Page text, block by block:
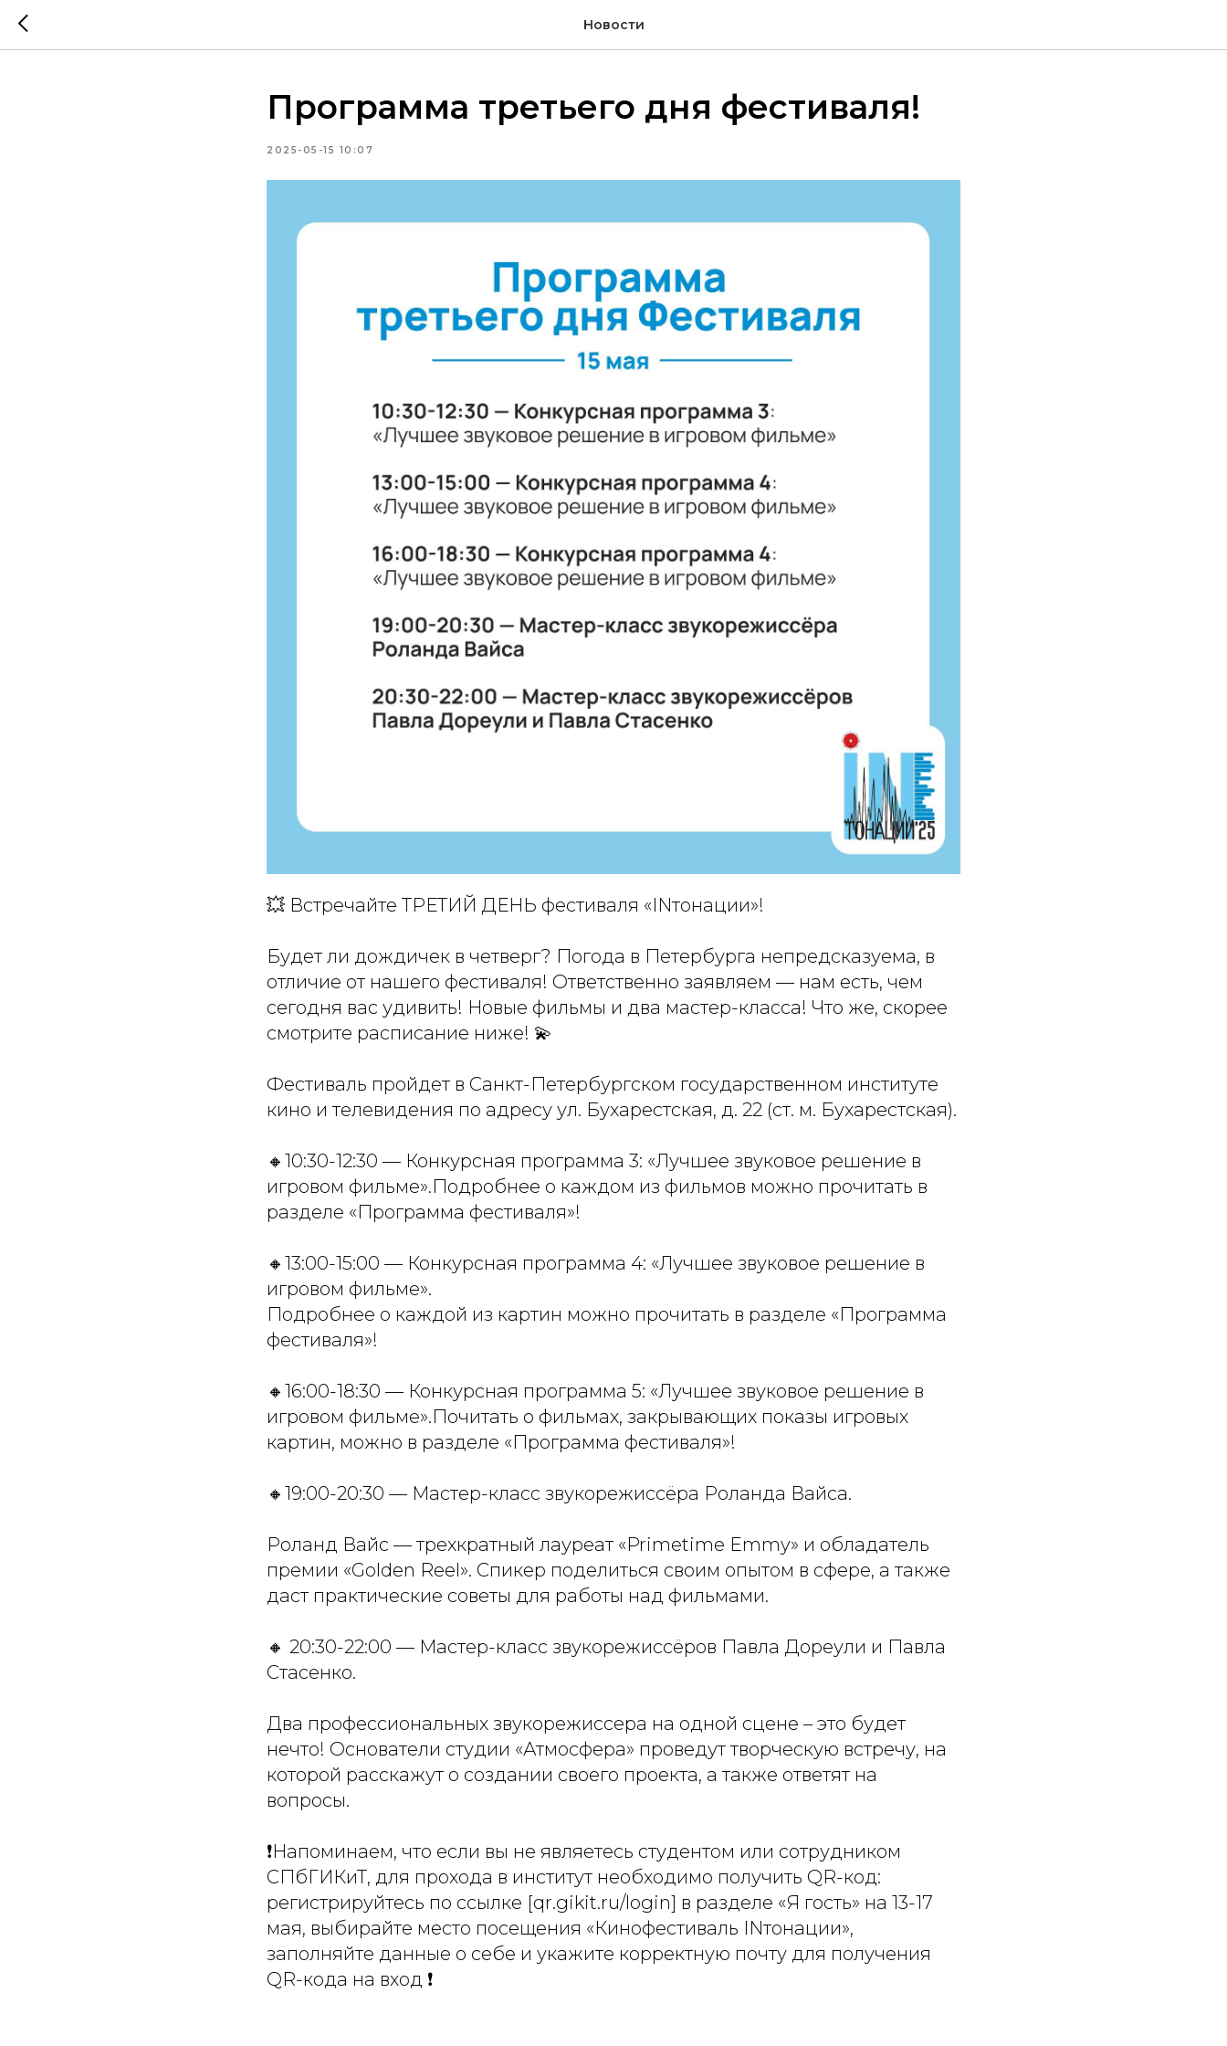
Новости
Программа третьего дня фестиваля!
2025-05-15 10:07
💥 Встречайте ТРЕТИЙ ДЕНЬ фестиваля «INтонации»!
Будет ли дождичек в четверг? Погода в Петербурга непредсказуема, в
отличие от нашего фестиваля! Ответственно заявляем — нам есть, чем
сегодня вас удивить! Новые фильмы и два мастер-класса! Что же, скорее
смотрите расписание ниже! 💫
Фестиваль пройдет в Санкт-Петербургском государственном институте
кино и телевидения по адресу ул. Бухарестская, д. 22 (ст. м. Бухарестская).
🔸10:30-12:30 — Конкурсная программа 3: «Лучшее звуковое решение в
игровом фильме».Подробнее о каждом из фильмов можно прочитать в
разделе «Программа фестиваля»!
🔸13:00-15:00 — Конкурсная программа 4: «Лучшее звуковое решение в
игровом фильме».
Подробнее о каждой из картин можно прочитать в разделе «Программа
фестиваля»!
🔸16:00-18:30 — Конкурсная программа 5: «Лучшее звуковое решение в
игровом фильме».Почитать о фильмах, закрывающих показы игровых
картин, можно в разделе «Программа фестиваля»!
🔸19:00-20:30 — Мастер-класс звукорежиссёра Роланда Вайса.
Роланд Вайс — трехкратный лауреат «Primetime Emmy» и обладатель
премии «Golden Reel». Спикер поделиться своим опытом в сфере, а также
даст практические советы для работы над фильмами.
🔸 20:30-22:00 — Мастер-класс звукорежиссёров Павла Дореули и Павла
Стасенко.
Два профессиональных звукорежиссера на одной сцене – это будет
нечто! Основатели студии «Атмосфера» проведут творческую встречу, на
которой расскажут о создании своего проекта, а также ответят на
вопросы.
❗Напоминаем, что если вы не являетесь студентом или сотрудником
СПбГИКиТ, для прохода в институт необходимо получить QR-код:
регистрируйтесь по ссылке [qr.gikit.ru/login] в разделе «Я гость» на 13-17
мая, выбирайте место посещения «Кинофестиваль INтонации»,
заполняйте данные о себе и укажите корректную почту для получения
QR-кода на вход ❗